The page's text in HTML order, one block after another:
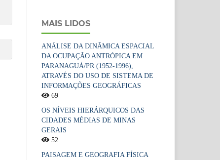
MAIS LIDOS
ANÁLISE DA DINÂMICA ESPACIAL
DA OCUPAÇÃO ANTRÓPICA EM
PARANAGUÁ/PR (1952-1996),
ATRAVÉS DO USO DE SISTEMA DE
INFORMAÇÕES GEOGRÁFICAS
69
OS NÍVEIS HIERÁRQUICOS DAS
CIDADES MÉDIAS DE MINAS
GERAIS
52
PAISAGEM E GEOGRAFIA FÍSICA